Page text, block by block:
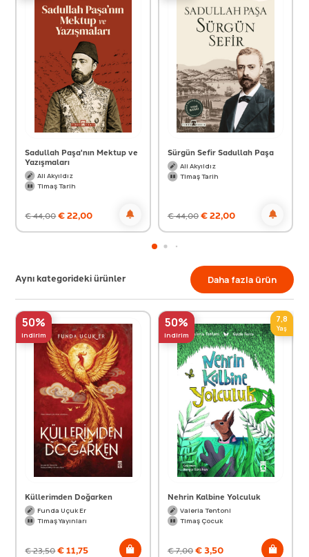
Sadullah Paşa'nın Mektup ve
Yazışmaları
Ali Akyıldız
Timaş Tarih
€44,00€22,00
Sürgün Sefir Sadullah Paşa
Ali Akyıldız
Timaş Tarih
€44,00€22,00
Aynı kategorideki ürünler Daha fazla ürün
50%
indirim
Küllerimden Doğarken
Funda Uçuk Er
Timaş Yayınları
€23,50€11,75
50%
indirim
7,8
Yaş
Nehrin Kalbine Yolculuk
Valeria Tentoni
Timaş Çocuk
€7,00€3,50